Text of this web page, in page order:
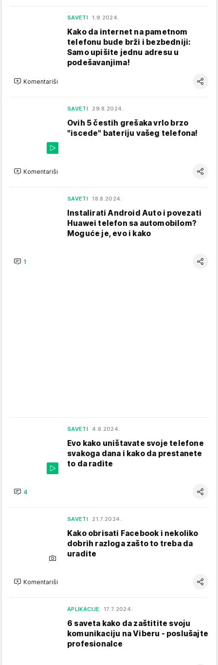
SAVETI 1.9.2024.
Kako da internet na pametnom
telefonu bude brži i bezbedniji:
Samo upišite jednu adresu u
podešavanjima!
Komentariši
SAVETI 29.8.2024.
Ovih 5 čestih grešaka vrlo brzo
"iscede" bateriju vašeg telefona!
Komentariši
SAVETI 18.8.2024.
Instalirati Android Auto i povezati
Huawei telefon sa automobilom?
Moguće je, evo i kako
1
SAVETI 4.8.2024.
Evo kako uništavate svoje telefone
svakoga dana i kako da prestanete
to da radite
4
SAVETI 21.7.2024.
Kako obrisati Facebook i nekoliko
dobrih razloga zašto to treba da
uradite
Komentariši
APLIKACIJE 17.7.2024.
6 saveta kako da zaštitite svoju
komunikaciju na Viberu - poslušajte
profesionalce